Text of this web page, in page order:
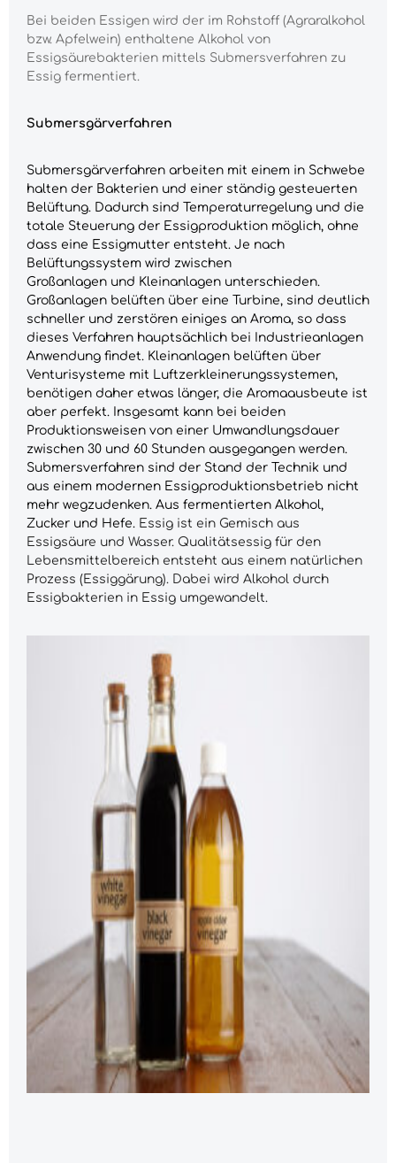
Bei beiden Essigen wird der im Rohstoff (Agraralkohol
bzw. Apfelwein) enthaltene Alkohol von
Essigsäurebakterien mittels Submersverfahren zu
Essig fermentiert.
Submersgärverfahren
Submersgärverfahren arbeiten mit einem in Schwebe
halten der Bakterien und einer ständig gesteuerten
Belüftung. Dadurch sind Temperaturregelung und die
totale Steuerung der Essigproduktion möglich, ohne
dass eine Essigmutter entsteht. Je nach
Belüftungssystem wird zwischen
Großanlagen und Kleinanlagen unterschieden.
Großanlagen belüften über eine Turbine, sind deutlich
schneller und zerstören einiges an Aroma, so dass
dieses Verfahren hauptsächlich bei Industrieanlagen
Anwendung findet. Kleinanlagen belüften über
Venturisysteme mit Luftzerkleinerungssystemen,
benötigen daher etwas länger, die Aromaausbeute ist
aber perfekt. Insgesamt kann bei beiden
Produktionsweisen von einer Umwandlungsdauer
zwischen 30 und 60 Stunden ausgegangen werden.
Submersverfahren sind der Stand der Technik und
aus einem modernen Essigproduktionsbetrieb nicht
mehr wegzudenken. Aus fermentierten Alkohol,
Zucker und Hefe. Essig ist ein Gemisch aus
Essigsäure und Wasser. Qualitätsessig für den
Lebensmittelbereich entsteht aus einem natürlichen
Prozess (Essiggärung). Dabei wird Alkohol durch
Essigbakterien in Essig umgewandelt.